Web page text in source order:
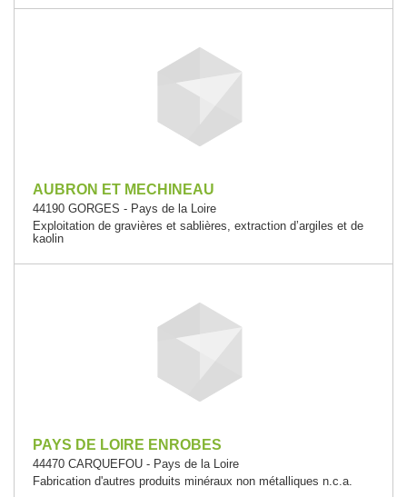
AUBRON ET MECHINEAU
44190 GORGES - Pays de la Loire
Exploitation de gravières et sablières, extraction d’argiles et de
kaolin
PAYS DE LOIRE ENROBES
44470 CARQUEFOU - Pays de la Loire
Fabrication d'autres produits minéraux non métalliques n.c.a.